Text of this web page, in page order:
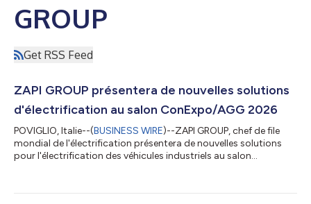
GROUP
Get RSS Feed
ZAPI GROUP présentera de nouvelles solutions
d'électrification au salon ConExpo/AGG 2026
POVIGLIO, Italie--(BUSINESS WIRE)--ZAPI GROUP, chef de file
mondial de l'électrification présentera de nouvelles solutions
pour l'électrification des véhicules industriels au salon
applications, plus grandes et plus exigeantes, le groupe a